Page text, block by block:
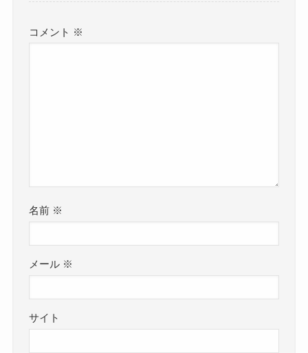
コメント ※
名前 ※
メール ※
サイト